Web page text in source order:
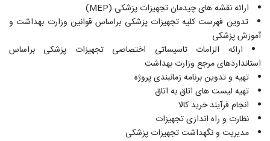
ارائه نقشه های چیدمان تجهیزات پزشکی (MEP)
تدوین فهرست کلیه تجهیزات پزشکی براساس قوانین وزارت بهداشت و
آموزش پزشکی
ارائه الزامات تاسیساتی اختصاصی تجهیزات پزشکی براساس
استانداردهای مرجع وزارت بهداشت
تهیه و تدوین برنامه زمانبندی پروژه
تهیه لیست های اتاق به اتاق
انجام فرآیند خرید کالا
نظارت و راه اندازی تجهیزات
مدیریت و نگهداشت تجهیزات پزشکی